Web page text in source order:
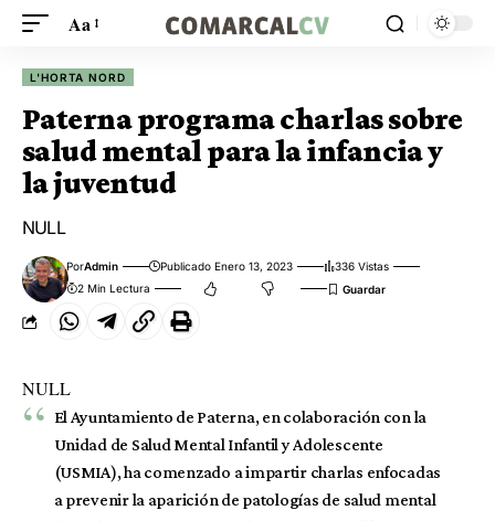
Aa
L'HORTA NORD
Paterna programa charlas sobre
salud mental para la infancia y
la juventud
NULL
PorAdmin Publicado Enero 13, 2023
336 Vistas
2 Min Lectura
NULL
El Ayuntamiento de Paterna, en colaboración con la
Unidad de Salud Mental Infantil y Adolescente
(USMIA), ha comenzado a impartir charlas enfocadas
a prevenir la aparición de patologías de salud mental